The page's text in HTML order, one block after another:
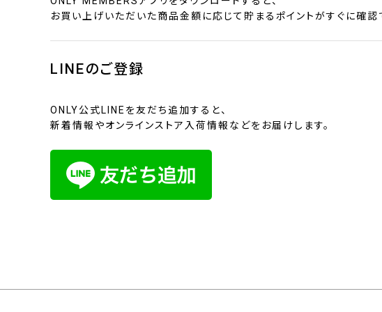
お買い上げいただいた商品金額に応じて貯まるポイントがすぐに確認
LINEのご登録
ONLY公式LINEを友だち追加すると、
新着情報やオンラインストア入荷情報などをお届けします。